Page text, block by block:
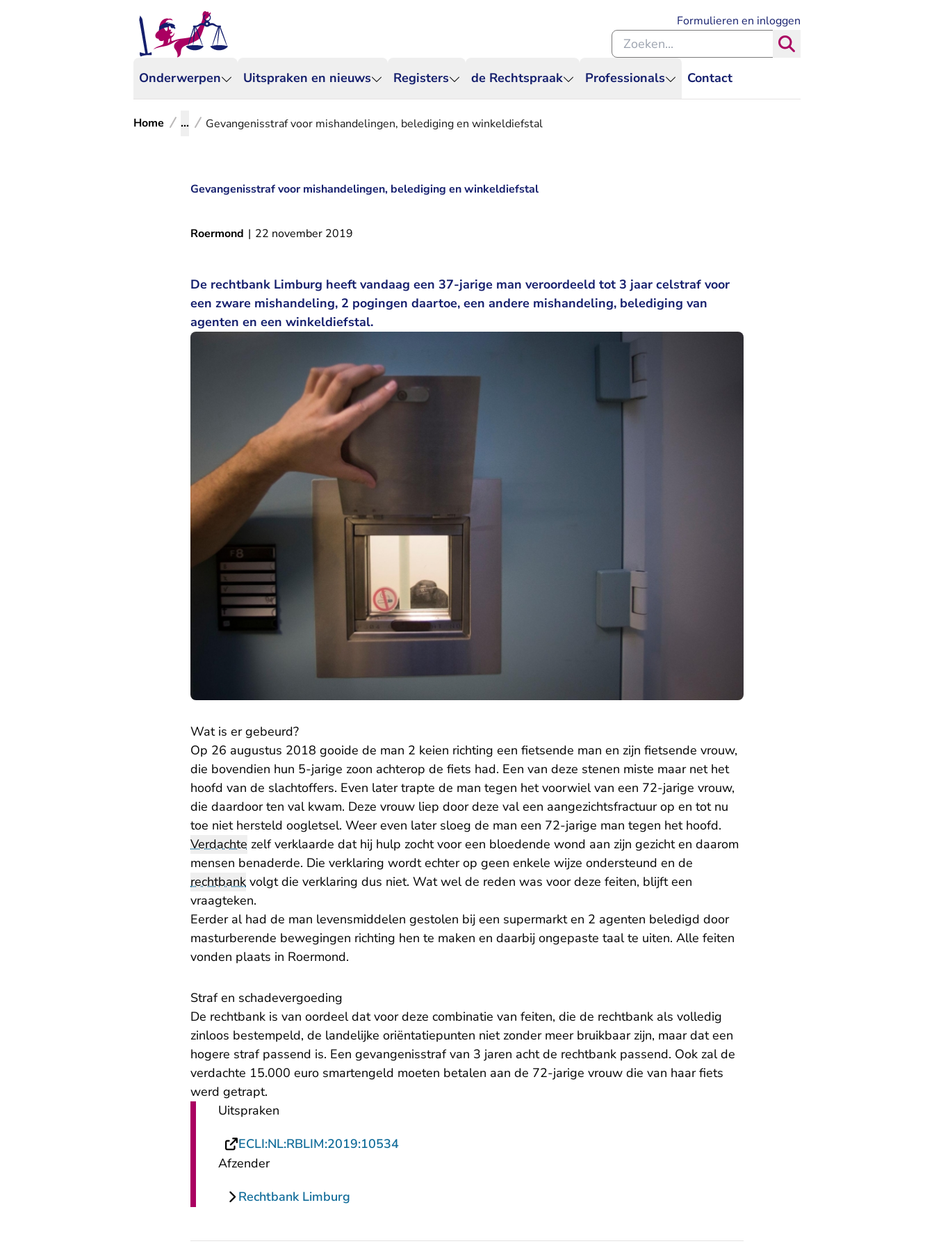
Onderwerpen Uitspraken en nieuws Registers de Rechtspraak Professionals Contact
Formulieren en inloggen
Zoeken binnen de Rechtspraak
Home ... Gevangenisstraf voor mishandelingen, belediging en winkeldiefstal
Gevangenisstraf voor mishandelingen, belediging en winkeldiefstal
Roermond | 22 november 2019
De rechtbank Limburg heeft vandaag een 37-jarige man veroordeeld tot 3 jaar celstraf voor
een zware mishandeling, 2 pogingen daartoe, een andere mishandeling, belediging van
agenten en een winkeldiefstal.
Wat is er gebeurd?
Op 26 augustus 2018 gooide de man 2 keien richting een fietsende man en zijn fietsende vrouw,
die bovendien hun 5-jarige zoon achterop de fiets had. Een van deze stenen miste maar net het
hoofd van de slachtoffers. Even later trapte de man tegen het voorwiel van een 72-jarige vrouw,
die daardoor ten val kwam. Deze vrouw liep door deze val een aangezichtsfractuur op en tot nu
toe niet hersteld oogletsel. Weer even later sloeg de man een 72-jarige man tegen het hoofd.
Verdachte zelf verklaarde dat hij hulp zocht voor een bloedende wond aan zijn gezicht en daarom
mensen benaderde. Die verklaring wordt echter op geen enkele wijze ondersteund en de
rechtbank volgt die verklaring dus niet. Wat wel de reden was voor deze feiten, blijft een
vraagteken.
Eerder al had de man levensmiddelen gestolen bij een supermarkt en 2 agenten beledigd door
masturberende bewegingen richting hen te maken en daarbij ongepaste taal te uiten. Alle feiten
vonden plaats in Roermond.
Straf en schadevergoeding
De rechtbank is van oordeel dat voor deze combinatie van feiten, die de rechtbank als volledig
zinloos bestempeld, de landelijke oriëntatiepunten niet zonder meer bruikbaar zijn, maar dat een
hogere straf passend is. Een gevangenisstraf van 3 jaren acht de rechtbank passend. Ook zal de
verdachte 15.000 euro smartengeld moeten betalen aan de 72-jarige vrouw die van haar fiets
werd getrapt.
Uitspraken
ECLI:NL:RBLIM:2019:10534- U verlaat Rechtspraak.nl
Afzender
Rechtbank Limburg